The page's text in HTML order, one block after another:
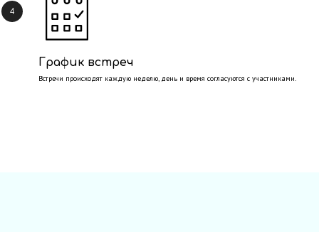
4
График встреч
Встречи происходят каждую неделю, день и время согласуются с участниками.